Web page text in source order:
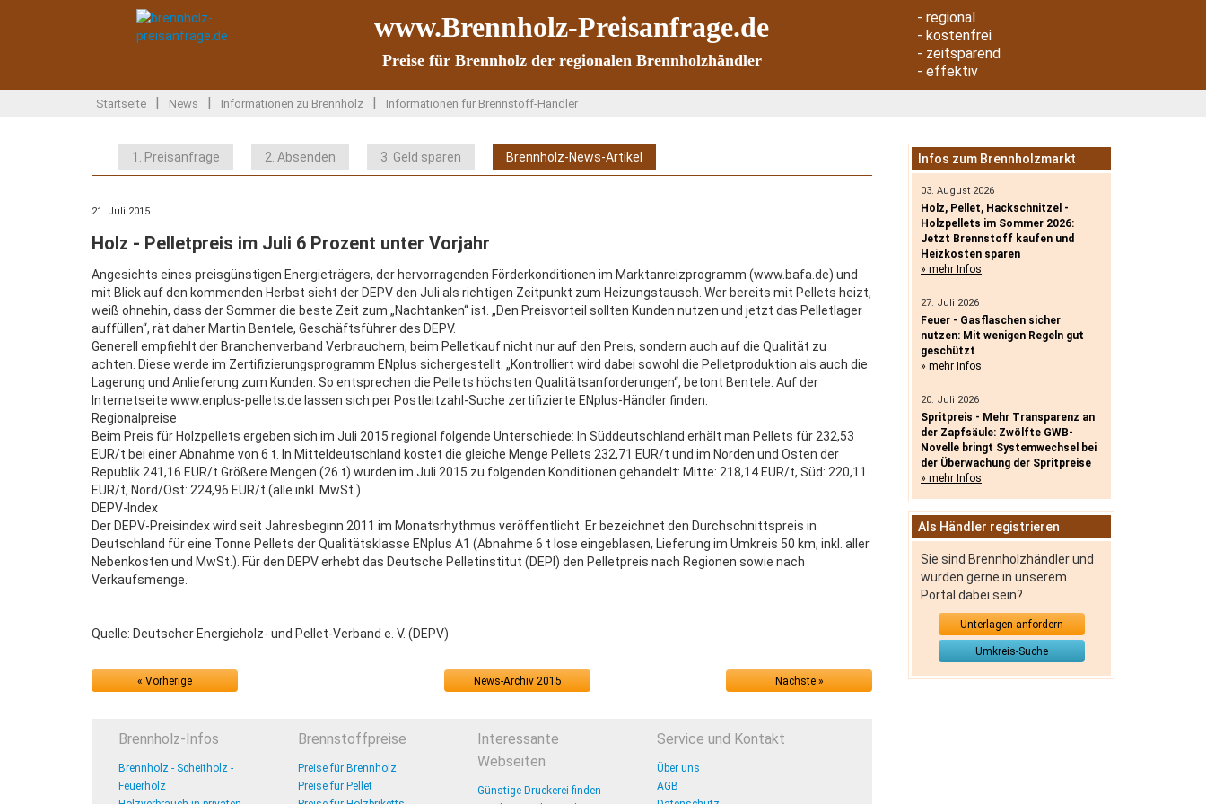
www.Brennholz-Preisanfrage.de
Preise für Brennholz der regionalen Brennholzhändler
- regional
- kostenfrei
- zeitsparend
- effektiv
Startseite | News | Informationen zu Brennholz | Informationen für Brennstoff-Händler
1. Preisanfrage 2. Absenden 3. Geld sparen Brennholz-News-Artikel
21. Juli 2015
Holz - Pelletpreis im Juli 6 Prozent unter Vorjahr
Angesichts eines preisgünstigen Energieträgers, der hervorragenden Förderkonditionen im Marktanreizprogramm (www.bafa.de) und
mit Blick auf den kommenden Herbst sieht der DEPV den Juli als richtigen Zeitpunkt zum Heizungstausch. Wer bereits mit Pellets heizt,
weiß ohnehin, dass der Sommer die beste Zeit zum „Nachtanken“ ist. „Den Preisvorteil sollten Kunden nutzen und jetzt das Pelletlager
auffüllen“, rät daher Martin Bentele, Geschäftsführer des DEPV.
Generell empfiehlt der Branchenverband Verbrauchern, beim Pelletkauf nicht nur auf den Preis, sondern auch auf die Qualität zu
achten. Diese werde im Zertifizierungsprogramm ENplus sichergestellt. „Kontrolliert wird dabei sowohl die Pelletproduktion als auch die
Lagerung und Anlieferung zum Kunden. So entsprechen die Pellets höchsten Qualitätsanforderungen“, betont Bentele. Auf der
Internetseite www.enplus-pellets.de lassen sich per Postleitzahl-Suche zertifizierte ENplus-Händler finden.
Regionalpreise
Beim Preis für Holzpellets ergeben sich im Juli 2015 regional folgende Unterschiede: In Süddeutschland erhält man Pellets für 232,53
EUR/t bei einer Abnahme von 6 t. In Mitteldeutschland kostet die gleiche Menge Pellets 232,71 EUR/t und im Norden und Osten der
Republik 241,16 EUR/t.Größere Mengen (26 t) wurden im Juli 2015 zu folgenden Konditionen gehandelt: Mitte: 218,14 EUR/t, Süd: 220,11
EUR/t, Nord/Ost: 224,96 EUR/t (alle inkl. MwSt.).
DEPV-Index
Der DEPV-Preisindex wird seit Jahresbeginn 2011 im Monatsrhythmus veröffentlicht. Er bezeichnet den Durchschnittspreis in
Deutschland für eine Tonne Pellets der Qualitätsklasse ENplus A1 (Abnahme 6 t lose eingeblasen, Lieferung im Umkreis 50 km, inkl. aller
Nebenkosten und MwSt.). Für den DEPV erhebt das Deutsche Pelletinstitut (DEPI) den Pelletpreis nach Regionen sowie nach
Verkaufsmenge.
Quelle: Deutscher Energieholz- und Pellet-Verband e. V. (DEPV)
« Vorherige News-Archiv 2015 Nächste »
Infos zum Brennholzmarkt
03. August 2026
Holz, Pellet, Hackschnitzel -
Holzpellets im Sommer 2026:
Jetzt Brennstoff kaufen und
Heizkosten sparen
» mehr Infos
27. Juli 2026
Feuer - Gasflaschen sicher
nutzen: Mit wenigen Regeln gut
geschützt
» mehr Infos
20. Juli 2026
Spritpreis - Mehr Transparenz an
der Zapfsäule: Zwölfte GWB-
Novelle bringt Systemwechsel bei
der Überwachung der Spritpreise
» mehr Infos
Als Händler registrieren
Sie sind Brennholzhändler und
würden gerne in unserem
Portal dabei sein?
Unterlagen anfordern
Umkreis-Suche
Brennholz-Infos
Brennholz - Scheitholz -
Feuerholz
Brennstoffpreise
Preise für Brennholz
Preise für Pellet
Interessante
Webseiten
Günstige Druckerei finden
Service und Kontakt
Über uns
AGB